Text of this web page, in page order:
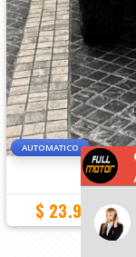
AUTOMATICO
KIT
$ 23.990.000